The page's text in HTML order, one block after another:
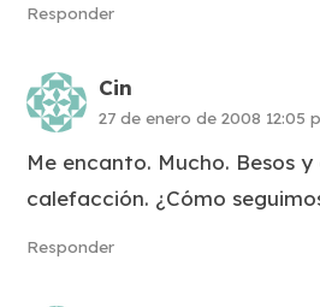
Responder
Cin
27 de enero de 2008 12:05
Me encanto. Mucho. Besos y
calefacción. ¿Cómo
Responder